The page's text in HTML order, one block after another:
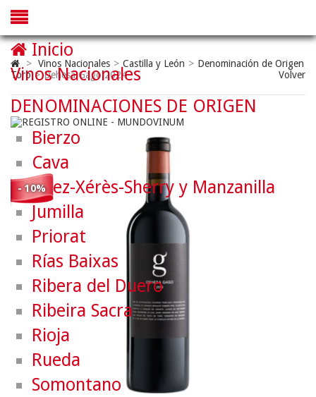
> Vinos Nacionales > Castilla y León > Denominación de Origen
Toro > Dehesa Gago 2024 Volver
- 10%
Inicio
Vinos Nacionales
DENOMINACIONES DE ORIGEN
Bierzo
Cava
Jerez-Xérès-Sherry y Manzanilla
Jumilla
Priorat
Rías Baixas
Ribera del Duero
Ribeira Sacra
Rioja
Rueda
Somontano